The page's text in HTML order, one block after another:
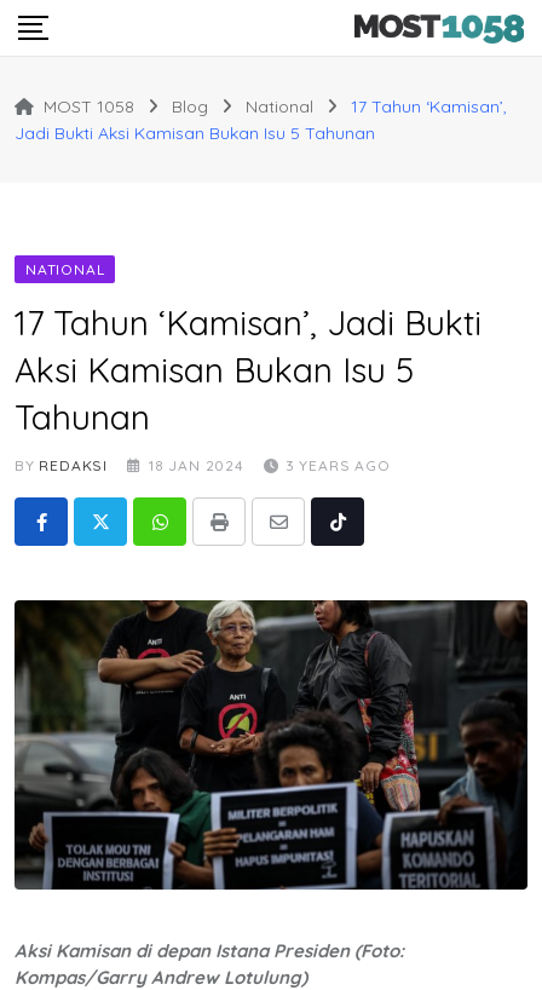
Skip
MOST 1058 Blog National
17 Tahun ‘Kamisan’,
Jadi Bukti Aksi Kamisan Bukan Isu 5 Tahunan
NATIONAL
17 Tahun ‘Kamisan’, Jadi Bukti
Aksi Kamisan Bukan Isu 5
Tahunan
BY REDAKSI 18 JAN 2024 3 YEARS AGO
WhatsappPrint
Share
Tiktok
Aksi Kamisan di depan Istana Presiden (Foto:
Kompas/Garry Andrew Lotulung)